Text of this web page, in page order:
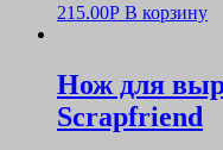
215.00Р В корзину
Нож для
Scrapfriend